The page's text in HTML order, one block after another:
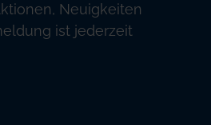
Neuigkeiten
ist jederzeit